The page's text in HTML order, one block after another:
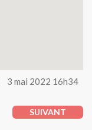
3 mai 2022 16h34
SUIVANT